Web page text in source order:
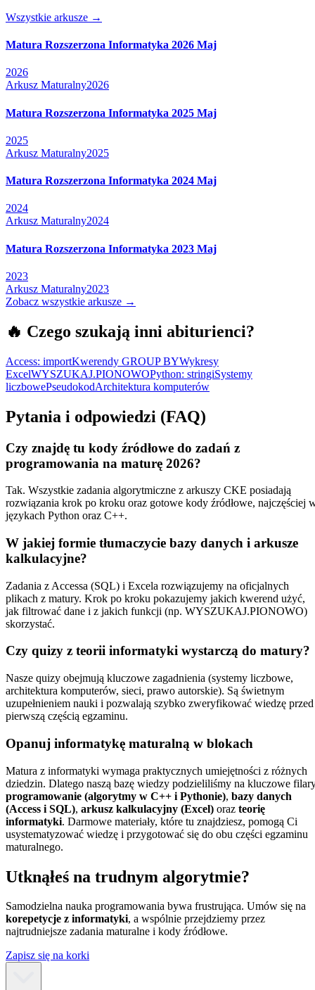
Wszystkie arkusze →
Matura Rozszerzona Informatyka 2026 Maj
2026
Arkusz Maturalny2026
Matura Rozszerzona Informatyka 2025 Maj
2025
Arkusz Maturalny2025
Matura Rozszerzona Informatyka 2024 Maj
2024
Arkusz Maturalny2024
Matura Rozszerzona Informatyka 2023 Maj
2023
Arkusz Maturalny2023
Zobacz wszystkie arkusze →
🔥 Czego szukają inni abiturienci?
Access: importKwerendy GROUP BYWykresy
ExcelWYSZUKAJ.PIONOWOPython: stringiSystemy
liczbowePseudokodArchitektura komputerów
Pytania i odpowiedzi (FAQ)
Czy znajdę tu kody źródłowe do zadań z
programowania na maturę 2026?
Tak. Wszystkie zadania algorytmiczne z arkuszy CKE posiadają
rozwiązania krok po kroku oraz gotowe kody źródłowe, najczęściej
językach Python oraz C++.
W jakiej formie tłumaczycie bazy danych i arkusze
kalkulacyjne?
Zadania z Accessa (SQL) i Excela rozwiązujemy na oficjalnych
plikach z matury. Krok po kroku pokazujemy jakich kwerend użyć,
jak filtrować dane i z jakich funkcji (np. WYSZUKAJ.PIONOWO)
skorzystać.
Czy quizy z teorii informatyki wystarczą do matury?
Nasze quizy obejmują kluczowe zagadnienia (systemy liczbowe,
architektura komputerów, sieci, prawo autorskie). Są świetnym
uzupełnieniem nauki i pozwalają szybko zweryfikować wiedzę przed
pierwszą częścią egzaminu.
Opanuj informatykę maturalną w blokach
Matura z informatyki wymaga praktycznych umiejętności z różnych
dziedzin. Dlatego naszą bazę wiedzy podzieliliśmy na kluczowe
programowanie (algorytmy w C++ i Pythonie), bazy danych
(Access i SQL), arkusz kalkulacyjny (Excel) oraz teorię
informatyki. Darmowe materiały, które tu znajdziesz, pomogą Ci
usystematyzować wiedzę i przygotować się do obu części egzaminu
maturalnego.
Utknąłeś na trudnym algorytmie?
Samodzielna nauka programowania bywa frustrująca. Umów się na
korepetycje z informatyki, a wspólnie przejdziemy przez
najtrudniejsze zadania maturalne i kody źródłowe.
Zapisz się na korki